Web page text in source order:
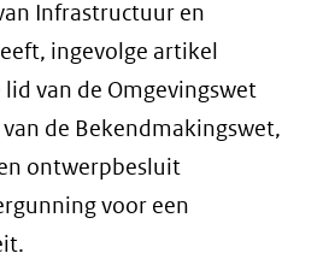
Infrastructuur en
ingevolge artikel
van de Omgevingswet
de Bekendmakingswet,
ontwerpbesluit
voor een